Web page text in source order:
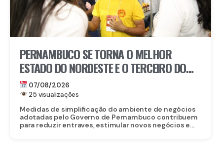
PERNAMBUCO SE TORNA O MELHOR
ESTADO DO NORDESTE E O TERCEIRO DO
BRASIL PARA EMPREENDER
07/08/2026
25 visualizações
Medidas de simplificação do ambiente de negócios
adotadas pelo Governo de Pernambuco contribuem
para reduzir entraves, estimular novos negócios e...